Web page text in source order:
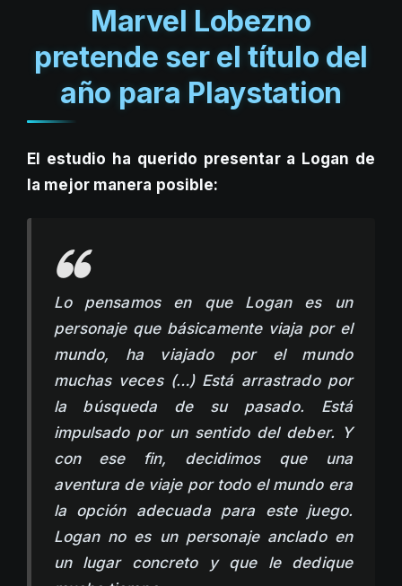
Marvel Lobezno
pretende ser el título del
año para Playstation
El estudio ha querido presentar a Logan de
la mejor manera posible:
Lo pensamos en que Logan es un
personaje que básicamente viaja por el
mundo, ha viajado por el mundo
muchas veces (…) Está arrastrado por
la búsqueda de su pasado. Está
impulsado por un sentido del deber. Y
con ese fin, decidimos que una
aventura de viaje por todo el mundo era
la opción adecuada para este juego.
Logan no es un personaje anclado en
un lugar concreto y que le dedique